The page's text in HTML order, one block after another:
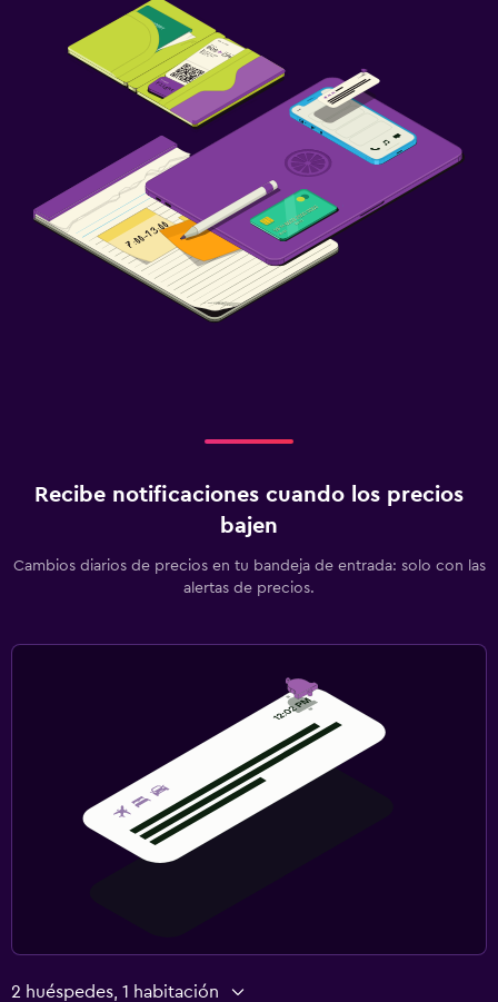
Recibe notificaciones cuando los precios
bajen
Cambios diarios de precios en tu bandeja de entrada: solo con las
alertas de precios.
2 huéspedes, 1 habitación